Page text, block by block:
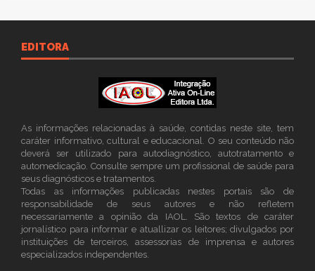
EDITORA
As informações relacionadas à saúde, contidas neste site, tem
caráter informativo, cultural e educacional. O seu conteúdo não
deverá ser utilizado para autodiagnóstico, autotratamento e
automedicação. Consulte sempre um profissional de saúde para
seus diagnósticos e tratamentos.
Todas as informações publicadas nestes portais são de
responsabilidade de seus autores e não refletem
necessariamente a opinião da IAOL. São textos de caráter
jornalístico para informar e atuallizar os leitores; divulgados por
instituições de terceiros, assessorias de imprensa e autores
especializados independentes.